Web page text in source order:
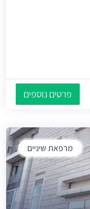
פרטים נוספים
מרפאת שיניים